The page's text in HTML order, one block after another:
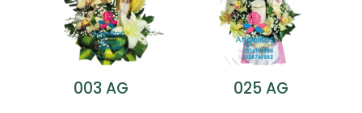
003 AG 025 AG